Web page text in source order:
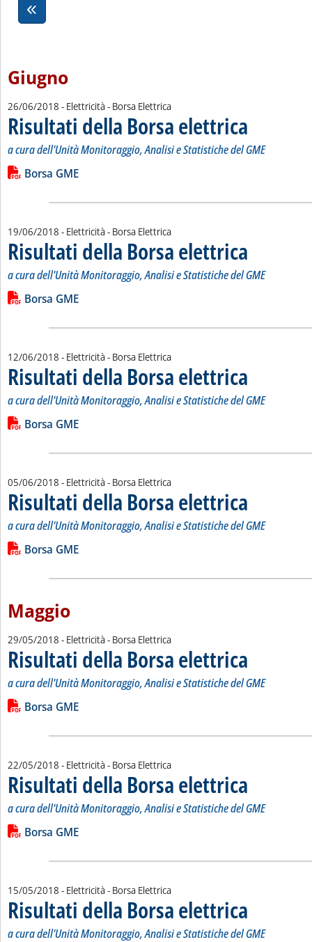
Giugno
26/06/2018 - Elettricità - Borsa Elettrica
Risultati della Borsa elettrica
a cura dell'Unità Monitoraggio, Analisi e Statistiche del GME
Leggi tutta la notizia: 'Risultati della Borsa elettrica'
Lista allegati PDF alla notizia
Borsa GME
19/06/2018 - Elettricità - Borsa Elettrica
Risultati della Borsa elettrica
a cura dell'Unità Monitoraggio, Analisi e Statistiche del GME
Leggi tutta la notizia: 'Risultati della Borsa elettrica'
Lista allegati PDF alla notizia
Borsa GME
12/06/2018 - Elettricità - Borsa Elettrica
Risultati della Borsa elettrica
a cura dell'Unità Monitoraggio, Analisi e Statistiche del GME
Leggi tutta la notizia: 'Risultati della Borsa elettrica'
Lista allegati PDF alla notizia
Borsa GME
05/06/2018 - Elettricità - Borsa Elettrica
Risultati della Borsa elettrica
a cura dell'Unità Monitoraggio, Analisi e Statistiche del GME
Leggi tutta la notizia: 'Risultati della Borsa elettrica'
Lista allegati PDF alla notizia
Borsa GME
Maggio
29/05/2018 - Elettricità - Borsa Elettrica
Risultati della Borsa elettrica
a cura dell'Unità Monitoraggio, Analisi e Statistiche del GME
Leggi tutta la notizia: 'Risultati della Borsa elettrica'
Lista allegati PDF alla notizia
Borsa GME
22/05/2018 - Elettricità - Borsa Elettrica
Risultati della Borsa elettrica
a cura dell'Unità Monitoraggio, Analisi e Statistiche del GME
Leggi tutta la notizia: 'Risultati della Borsa elettrica'
Lista allegati PDF alla notizia
Borsa GME
15/05/2018 - Elettricità - Borsa Elettrica
Risultati della Borsa elettrica
a cura dell'Unità Monitoraggio, Analisi e Statistiche del GME